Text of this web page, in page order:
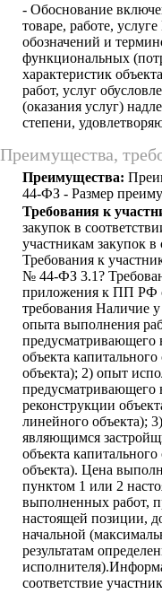
- Обоснование
товаре, работе,
обозначений и
функциональных
характеристик
работ, услуг
(оказания услуг)
степени,
Преимущества,
Преимущества:
44-ФЗ - Размер
Требования к
закупок в
участникам закупок
Требования к
№ 44-ФЗ 3.1?
приложения к ПП РФ
требования Наличие
опыта выполнения
предусматривающего
объекта
объекта); 2) опыт
предусматривающего
реконструкции
линейного объекта);
являющимся
объекта
объекта). Цена
пунктом 1 или 2
выполненных работ,
настоящей позиции,
начальной
результатам
соответствие